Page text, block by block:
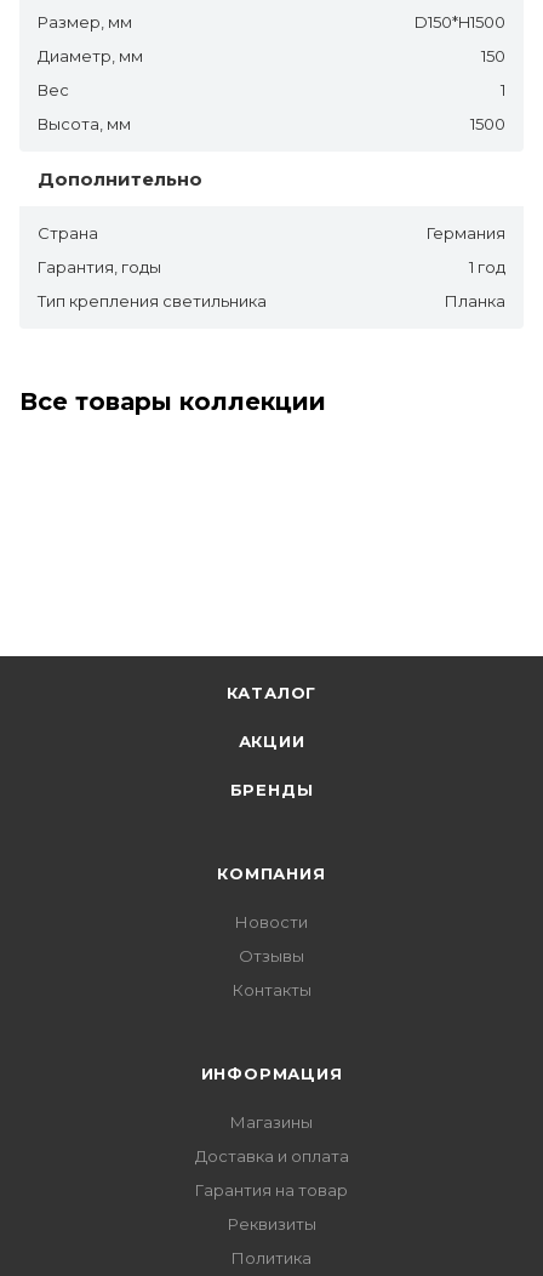
Размер, мм
D150*H1500
Диаметр, мм
150
Вес
1
Высота, мм
1500
Дополнительно
Страна
Германия
Гарантия, годы
1 год
Тип крепления светильника
Планка
Все товары коллекции
КАТАЛОГ
АКЦИИ
БРЕНДЫ
КОМПАНИЯ
Новости
Отзывы
Контакты
ИНФОРМАЦИЯ
Магазины
Доставка и оплата
Гарантия на товар
Реквизиты
Политика